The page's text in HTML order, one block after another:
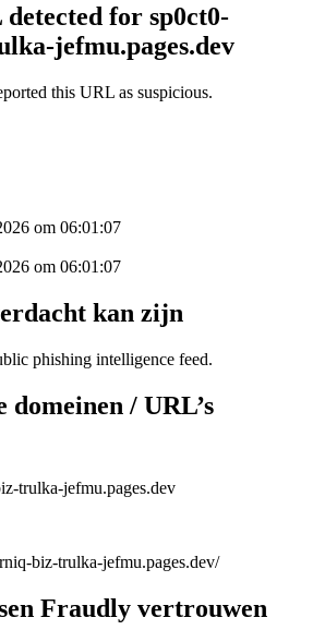
for sp0ct0-
jefmu.pages.dev
this URL as suspicious.
om 06:01:07
om 06:01:07
kan zijn
phishing intelligence feed.
domeinen / URL’s
trulka-jefmu.pages.dev
biz-trulka-jefmu.pages.dev/
Fraudly vertrouwen